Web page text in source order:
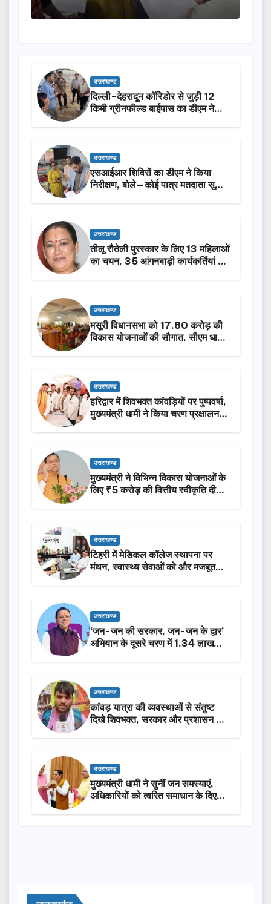
उत्तराखण्ड
दिल्ली-देहरादून कॉरिडोर से जुड़ी 12
किमी ग्रीनफील्ड बाईपास का डीएम ने
उत्तराखण्ड
एसआईआर शिविरों का डीएम ने किया
निरीक्षण, बोले—कोई पात्र मतदाता सूची
उत्तराखण्ड
तीलू रौतेली पुरस्कार के लिए 13 महिलाओं
का चयन, 35 आंगनबाड़ी कार्यकर्तियां भी
उत्तराखण्ड
मसूरी विधानसभा को 17.80 करोड़ की
विकास योजनाओं की सौगात, सीएम धामी
उत्तराखण्ड
हरिद्वार में शिवभक्त कांवड़ियों पर पुष्पवर्षा,
मुख्यमंत्री धामी ने किया चरण प्रक्षालन…
उत्तराखण्ड
मुख्यमंत्री ने विभिन्न विकास योजनाओं के
लिए ₹5 करोड़ की वित्तीय स्वीकृति दी…
उत्तराखण्ड
टिहरी में मेडिकल कॉलेज स्थापना पर
मंथन, स्वास्थ्य सेवाओं को और मजबूत
उत्तराखण्ड
‘जन-जन की सरकार, जन-जन के द्वार’
अभियान के दूसरे चरण में 1.34 लाख
उत्तराखण्ड
कांवड़ यात्रा की व्यवस्थाओं से संतुष्ट
दिखे शिवभक्त, सरकार और प्रशासन की
उत्तराखण्ड
मुख्यमंत्री धामी ने सुनीं जन समस्याएं,
अधिकारियों को त्वरित समाधान के दिए